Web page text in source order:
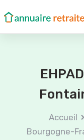
Accueil
Bourgogne-